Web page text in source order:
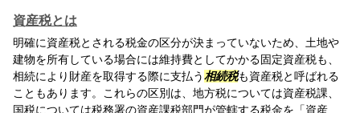
資産税とは
明確に資産税とされる税金の区分が決まっていないため、土地や
建物を所有している場合には維持費としてかかる固定資産税も、
相続により財産を取得する際に支払う相続税も資産税と呼ばれる
こともあります。これらの区別は、地方税については資産税課、
国税については税務署の資産課税部門が管轄する税金を「資産